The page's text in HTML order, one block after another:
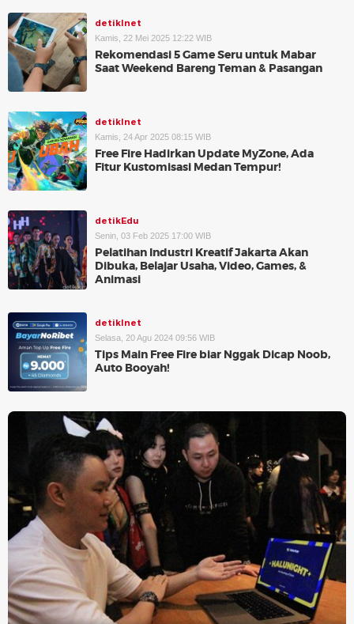
detikInet
Kamis, 22 Mei 2025 12:22 WIB
Rekomendasi 5 Game Seru untuk Mabar
Saat Weekend Bareng Teman & Pasangan
detikInet
Kamis, 24 Apr 2025 08:15 WIB
Free Fire Hadirkan Update MyZone, Ada
Fitur Kustomisasi Medan Tempur!
detikEdu
Senin, 03 Feb 2025 17:00 WIB
Pelatihan Industri Kreatif Jakarta Akan
Dibuka, Belajar Usaha, Video, Games, &
Animasi
detikInet
Selasa, 20 Agu 2024 09:56 WIB
Tips Main Free Fire biar Nggak Dicap Noob,
Auto Booyah!